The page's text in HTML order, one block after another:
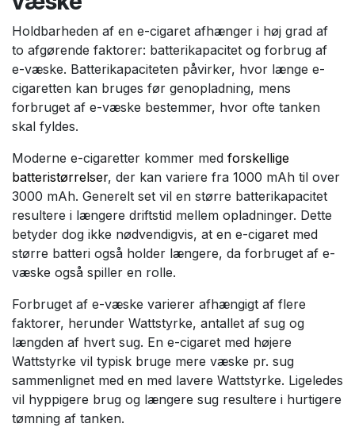
Holdbarheden af en e-cigaret afhænger i høj grad af
to afgørende faktorer: batterikapacitet og forbrug af
e-væske. Batterikapaciteten påvirker, hvor længe e-
cigaretten kan bruges før genopladning, mens
forbruget af e-væske bestemmer, hvor ofte tanken
skal fyldes.
Moderne e-cigaretter kommer med forskellige
batteristørrelser, der kan variere fra 1000 mAh til over
3000 mAh. Generelt set vil en større batterikapacitet
resultere i længere driftstid mellem opladninger. Dette
betyder dog ikke nødvendigvis, at en e-cigaret med
større batteri også holder længere, da forbruget af e-
væske også spiller en rolle.
Forbruget af e-væske varierer afhængigt af flere
faktorer, herunder Wattstyrke, antallet af sug og
længden af hvert sug. En e-cigaret med højere
Wattstyrke vil typisk bruge mere væske pr. sug
sammenlignet med en med lavere Wattstyrke. Ligeledes
vil hyppigere brug og længere sug resultere i hurtigere
tømning af tanken.